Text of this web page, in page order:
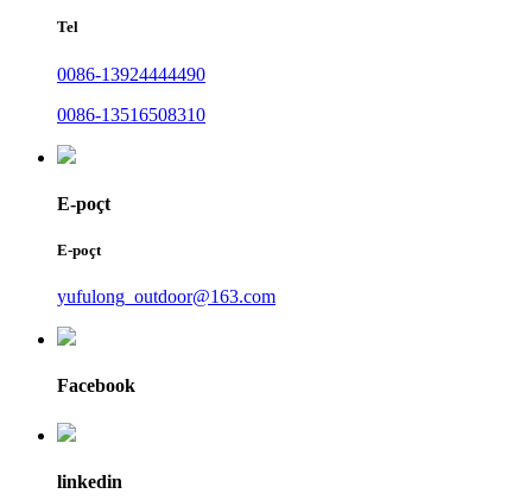
Tel
0086-13924444490
0086-13516508310
E-poçt
E-poçt
yufulong_outdoor@163.com
Facebook
linkedin